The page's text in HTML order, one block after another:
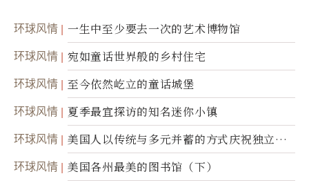
环球风情 一生中至少要去一次的艺术博物馆
环球风情 宛如童话世界般的乡村住宅
环球风情 至今依然屹立的童话城堡
环球风情 夏季最宜探访的知名迷你小镇
环球风情
美国人以传统与多元并蓄的方式庆祝独立日2
50周年
环球风情 美国各州最美的图书馆（下）